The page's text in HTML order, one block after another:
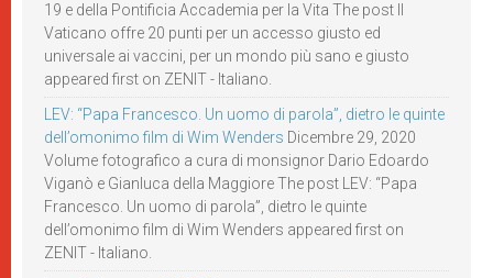
19 e della Pontificia Accademia per la Vita The post Il
Vaticano offre 20 punti per un accesso giusto ed
universale ai vaccini, per un mondo più sano e giusto
appeared first on ZENIT - Italiano.
LEV: “Papa Francesco. Un uomo di parola”, dietro le quinte
dell’omonimo film di Wim Wenders Dicembre 29, 2020
Volume fotografico a cura di monsignor Dario Edoardo
Viganò e Gianluca della Maggiore The post LEV: “Papa
Francesco. Un uomo di parola”, dietro le quinte
dell’omonimo film di Wim Wenders appeared first on
ZENIT - Italiano.